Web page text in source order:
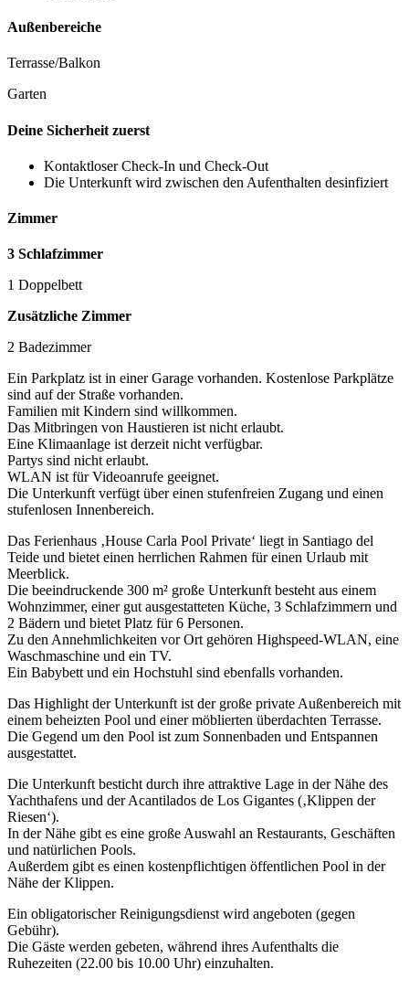
Außenbereiche
Terrasse/Balkon
Garten
Deine Sicherheit zuerst
Kontaktloser Check-In und Check-Out
Die Unterkunft wird zwischen den Aufenthalten desinfiziert
Zimmer
3 Schlafzimmer
1 Doppelbett
Zusätzliche Zimmer
2 Badezimmer
Ein Parkplatz ist in einer Garage vorhanden. Kostenlose Parkplätze
sind auf der Straße vorhanden.
Familien mit Kindern sind willkommen.
Das Mitbringen von Haustieren ist nicht erlaubt.
Eine Klimaanlage ist derzeit nicht verfügbar.
Partys sind nicht erlaubt.
WLAN ist für Videoanrufe geeignet.
Die Unterkunft verfügt über einen stufenfreien Zugang und einen
stufenlosen Innenbereich.
Das Ferienhaus ‚House Carla Pool Private‘ liegt in Santiago del
Teide und bietet einen herrlichen Rahmen für einen Urlaub mit
Meerblick.
Die beeindruckende 300 m² große Unterkunft besteht aus einem
Wohnzimmer, einer gut ausgestatteten Küche, 3 Schlafzimmern und
2 Bädern und bietet Platz für 6 Personen.
Zu den Annehmlichkeiten vor Ort gehören Highspeed-WLAN, eine
Waschmaschine und ein TV.
Ein Babybett und ein Hochstuhl sind ebenfalls vorhanden.
Das Highlight der Unterkunft ist der große private Außenbereich mit
einem beheizten Pool und einer möblierten überdachten Terrasse.
Die Gegend um den Pool ist zum Sonnenbaden und Entspannen
ausgestattet.
Die Unterkunft besticht durch ihre attraktive Lage in der Nähe des
Yachthafens und der Acantilados de Los Gigantes (‚Klippen der
Riesen‘).
In der Nähe gibt es eine große Auswahl an Restaurants, Geschäften
und natürlichen Pools.
Außerdem gibt es einen kostenpflichtigen öffentlichen Pool in der
Nähe der Klippen.
Ein obligatorischer Reinigungsdienst wird angeboten (gegen
Gebühr).
Die Gäste werden gebeten, während ihres Aufenthalts die
Ruhezeiten (22.00 bis 10.00 Uhr) einzuhalten.